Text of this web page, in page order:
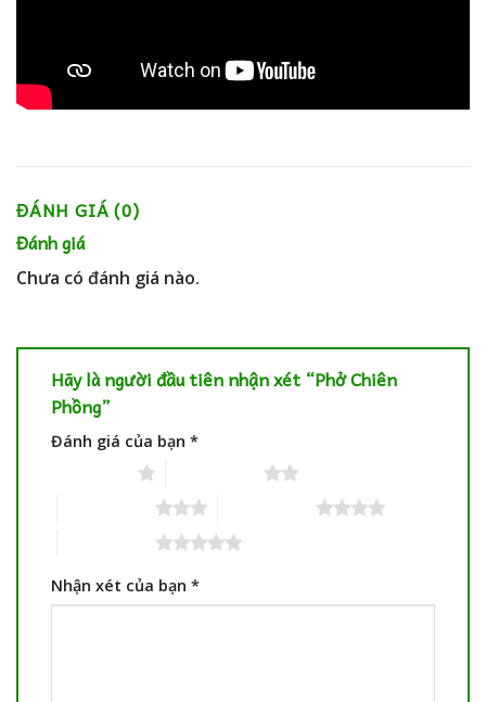
ĐÁNH GIÁ (0)
Đánh giá
Chưa có đánh giá nào.
Hãy là người đầu tiên nhận xét “Phở Chiên
Phồng”
Đánh giá của bạn *
Nhận xét của bạn *